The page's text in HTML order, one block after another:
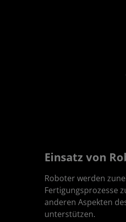
Einsatz von
Roboter werden
Fertigungsprozesse
anderen Aspekten
unterstützen.